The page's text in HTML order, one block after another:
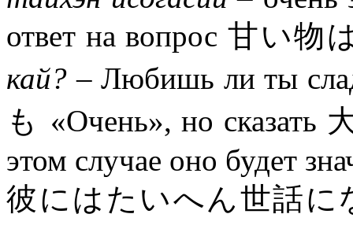
ответ на вопрос 甘い
кай? – Любишь ли ты
も «Очень», но сказать
этом случае оно будет
彼にはたいへん世話